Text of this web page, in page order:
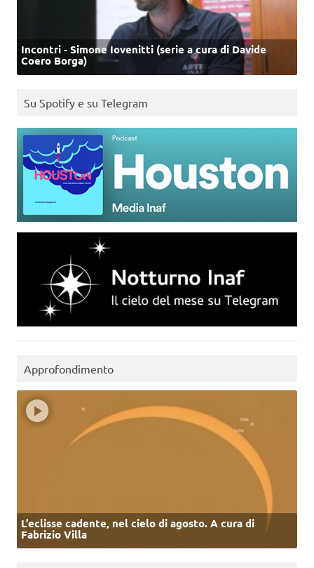
Incontri - Simone Iovenitti (serie a cura di Davide
Coero Borga)
Su Spotify e su Telegram
Approfondimento
L’eclisse cadente, nel cielo di agosto. A cura di
Fabrizio Villa